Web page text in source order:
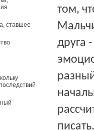
ставшее
том,
друга